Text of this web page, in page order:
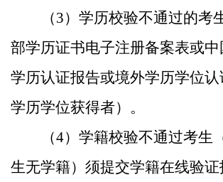
（3）学历校验不通过的考
部学历证书电子注册备案表或
学历认证报告或境外学历学位
学历学位获得者）。
（4）学籍校验不通过考生
生无学籍）须提交学籍在线验